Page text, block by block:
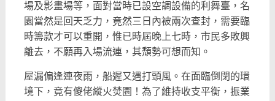
場及影畫場等，面對當時已設空調設備的利舞臺， 名
園當然是回天乏力，竟然三日內被兩次查封， 需要臨
時籌款才可以重開，惟已時屆晚上七時，市民多敗興
離去， 不願再入場流連，其頹勢可想而知。
屋漏偏逢連夜雨，船遲又遇打頭風。在面臨倒閉的環
境下， 竟有傻佬縱火焚園！為了維持收支平衡， 振業